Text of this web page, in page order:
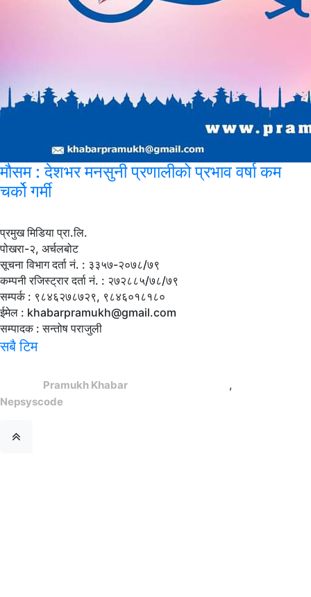
मौसम: देशभर मनसुनी प्रणालीको प्रभाव वर्षा कम
चर्को गर्मी
प्रमुख मिडिया प्रा.लि.
पोखरा-२, अर्चलबोट
सूचना विभाग दर्ता नं. : ३३५७-२०७८/७९
कम्पनी रजिस्ट्रार दर्ता नं. : २७२८८५/७८/७९
सम्पर्क : ९८४६२७८७२९, ९८४६०१८१८०
ईमेल : khabarpramukh@gmail.com
सम्पादक : सन्तोष पराजुली
सबै टिम
Pramukh Khabar, All rights reserved. ,
Nepsyscode